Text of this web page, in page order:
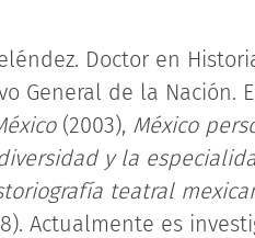
Doctor en
General de la Nación.
(2003), México
y la
teatral
Actualmente es